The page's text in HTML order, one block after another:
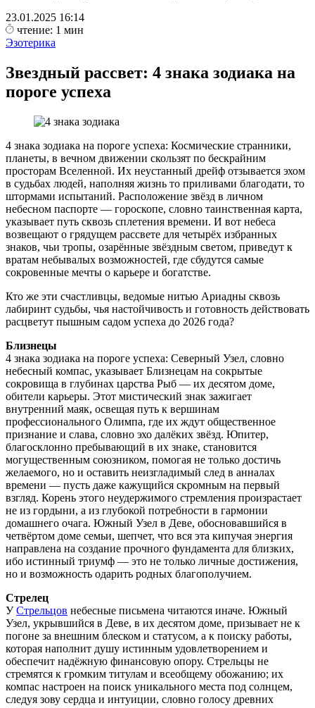
23.01.2025 16:14
чтение: 1 мин
Эзотерика
Звездный рассвет: 4 знака зодиака на
пороге успеха
4 знака зодиака на пороге успеха: Космические странники,
планеты, в вечном движении скользят по бескрайним
просторам Вселенной. Их неустанный дрейф отзывается эхом
в судьбах людей, наполняя жизнь то приливами благодати, то
штормами испытаний. Расположение звёзд в личном
небесном паспорте — гороскопе, словно таинственная карта,
указывает путь сквозь сплетения времени. И вот небеса
возвещают о грядущем рассвете для четырёх избранных
знаков, чьи тропы, озарённые звёздным светом, приведут к
вратам небывалых возможностей, где сбудутся самые
сокровенные мечты о карьере и богатстве.
Кто же эти счастливцы, ведомые нитью Ариадны сквозь
лабиринт судьбы, чья настойчивость и готовность действовать
расцветут пышным садом успеха до 2026 года?
Близнецы
4 знака зодиака на пороге успеха: Северный Узел, словно
небесный компас, указывает Близнецам на сокрытые
сокровища в глубинах царства Рыб — их десятом доме,
обители карьеры. Этот мистический знак зажигает
внутренний маяк, освещая путь к вершинам
профессионального Олимпа, где их ждут общественное
признание и слава, словно эхо далёких звёзд. Юпитер,
благосклонно пребывающий в их знаке, становится
могущественным союзником, помогая не только достичь
желаемого, но и оставить неизгладимый след в анналах
времени — пусть даже кажущийся скромным на первый
взгляд. Корень этого неудержимого стремления произрастает
не из гордыни, а из глубокой потребности в гармонии
домашнего очага. Южный Узел в Деве, обосновавшийся в
четвёртом доме семьи, шепчет, что вся эта кипучая энергия
направлена на создание прочного фундамента для близких,
ибо истинный триумф — это не только личные достижения,
но и возможность одарить родных благополучием.
Стрелец
УСтрельцов небесные письмена читаются иначе. Южный
Узел, укрывшийся в Деве, в их десятом доме, призывает не к
погоне за внешним блеском и статусом, а к поиску работы,
которая наполнит душу истинным удовлетворением и
обеспечит надёжную финансовую опору. Стрельцы не
стремятся к громким титулам и всеобщему обожанию; их
компас настроен на поиск уникального места под солнцем,
следуя зову сердца и интуиции, словно голосу древних